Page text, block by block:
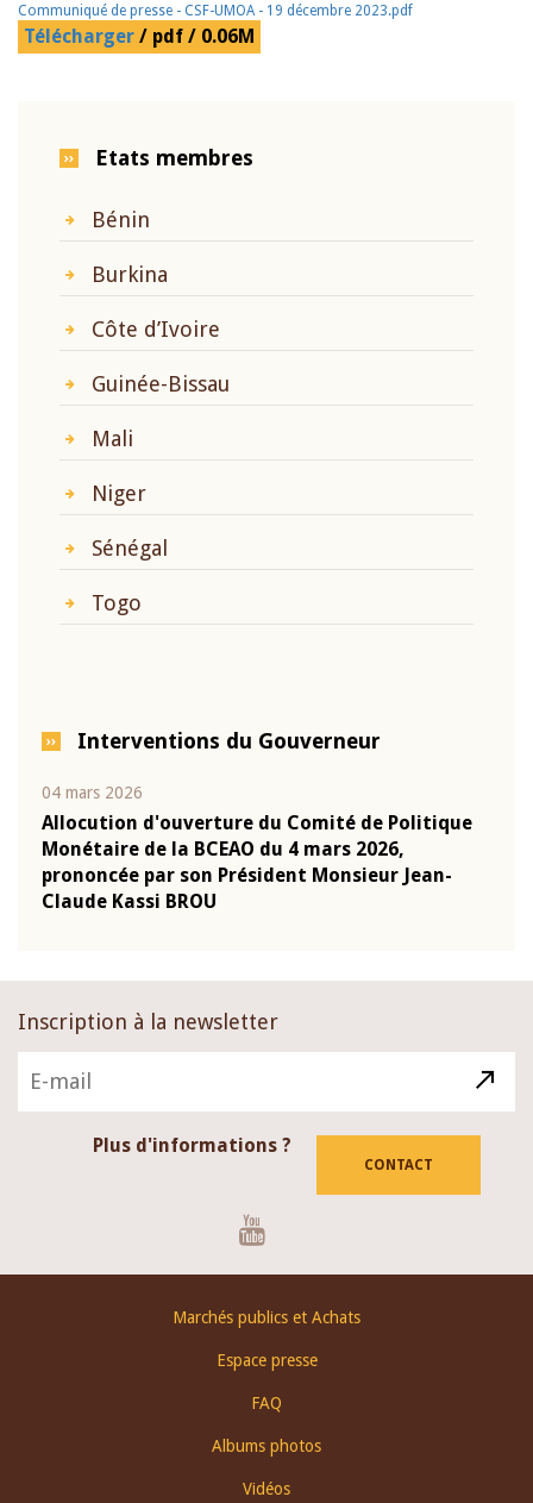
Communiqué de presse - CSF-UMOA - 19 décembre 2023.pdf
Télécharger / pdf / 0.06M
Etats membres
Bénin
Burkina
Côte d’Ivoire
Guinée-Bissau
Mali
Niger
Sénégal
Togo
Interventions du Gouverneur
04 mars 2026
Allocution d'ouverture du Comité de Politique
Monétaire de la BCEAO du 4 mars 2026,
prononcée par son Président Monsieur Jean-
Claude Kassi BROU
Inscription à la newsletter
Plus d'informations ?
CONTACT
Marchés publics et Achats
Espace presse
FAQ
Albums photos
Vidéos